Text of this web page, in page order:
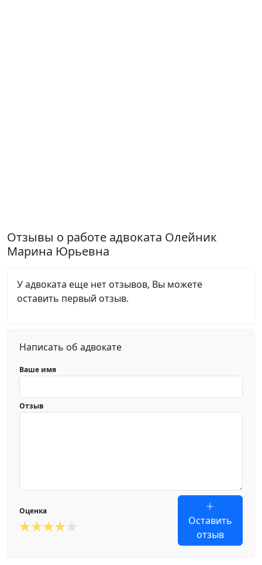
Отзывы о работе адвоката Олейник
Марина Юрьевна
У адвоката еще нет отзывов, Вы можете
оставить первый отзыв.
Написать об адвокате
Ваше имя
Отзыв
Оценка
Оставить
отзыв